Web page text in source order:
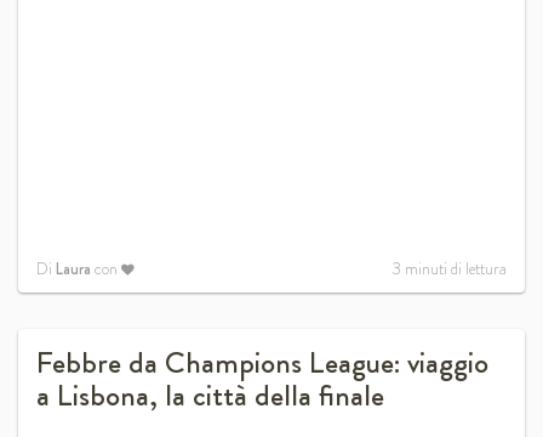
Di Laura con 3 minuti di lettura
Febbre da Champions League: viaggio
a Lisbona, la città della finale